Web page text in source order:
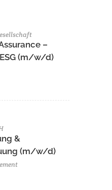
–
(m/w/d)
&
(m/w/d)